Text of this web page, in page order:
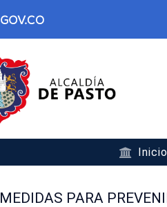
Inicio
MEDIDAS PARA